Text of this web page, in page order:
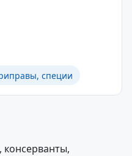
специи
консерванты,